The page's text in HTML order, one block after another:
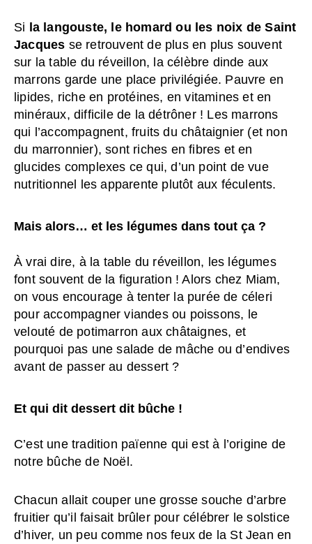
Si la langouste, le homard ou les noix de Saint
Jacques se retrouvent de plus en plus souvent
sur la table du réveillon, la célèbre dinde aux
marrons garde une place privilégiée. Pauvre en
lipides, riche en protéines, en vitamines et en
minéraux, difficile de la détrôner ! Les marrons
qui l’accompagnent, fruits du châtaignier (et non
du marronnier), sont riches en fibres et en
glucides complexes ce qui, d’un point de vue
nutritionnel les apparente plutôt aux féculents.
Mais alors… et les légumes dans tout ça ?
À vrai dire, à la table du réveillon, les légumes
font souvent de la figuration ! Alors chez Miam,
on vous encourage à tenter la purée de céleri
pour accompagner viandes ou poissons, le
velouté de potimarron aux châtaignes, et
pourquoi pas une salade de mâche ou d’endives
avant de passer au dessert ?
Et qui dit dessert dit bûche !
C’est une tradition païenne qui est à l’origine de
notre bûche de Noël.
Chacun allait couper une grosse souche d’arbre
fruitier qu’il faisait brûler pour célébrer le solstice
d’hiver, un peu comme nos feux de la St Jean en